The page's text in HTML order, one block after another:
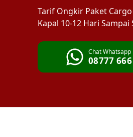
Tarif Ongkir Paket
Kapal 10-12 Hari
Chat Whatsapp
08777